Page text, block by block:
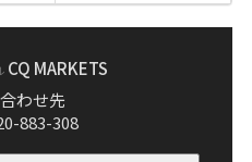
CQ MARKETS
わせ先
883-308